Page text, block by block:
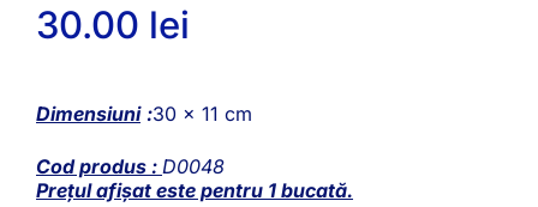
30.00 lei
Dimensiuni :30 x 11 cm
Cod produs : D0048
Prețul afișat este pentru 1 bucată.